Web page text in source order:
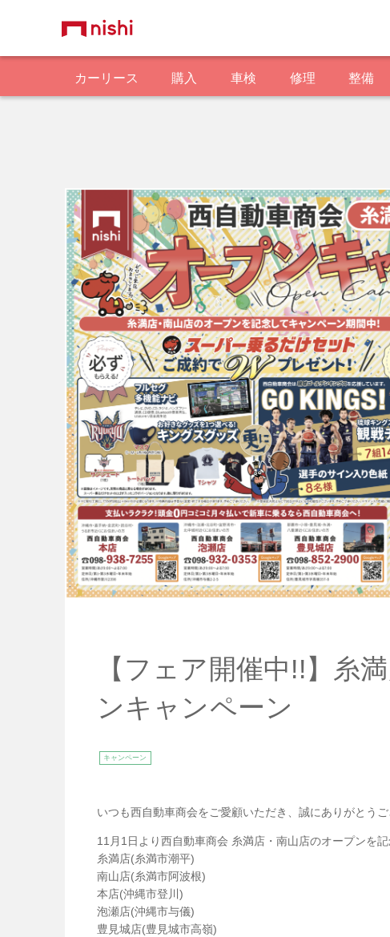
カーリース 購入 車検 修理 整備
【フェア開催中!!】糸
ンキャンペーン
キャンペーン
いつも西自動車商会をご愛顧いただき、誠にありがとうご
11月1日より西自動車商会 糸満店・南山店のオープンを記
糸満店(糸満市潮平)
南山店(糸満市阿波根)
本店(沖縄市登川)
泡瀬店(沖縄市与儀)
豊見城店(豊見城市高嶺)